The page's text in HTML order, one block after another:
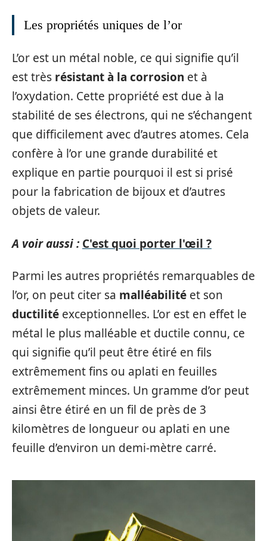
Les propriétés uniques de l’or
L’or est un métal noble, ce qui signifie qu’il
est très résistant à la corrosion et à
l’oxydation. Cette propriété est due à la
stabilité de ses électrons, qui ne s’échangent
que difficilement avec d’autres atomes. Cela
confère à l’or une grande durabilité et
explique en partie pourquoi il est si prisé
pour la fabrication de bijoux et d’autres
objets de valeur.
A voir aussi : C'est quoi porter l'œil ?
Parmi les autres propriétés remarquables de
l’or, on peut citer sa malléabilité et son
ductilité exceptionnelles. L’or est en effet le
métal le plus malléable et ductile connu, ce
qui signifie qu’il peut être étiré en fils
extrêmement fins ou aplati en feuilles
extrêmement minces. Un gramme d’or peut
ainsi être étiré en un fil de près de 3
kilomètres de longueur ou aplati en une
feuille d’environ un demi-mètre carré.